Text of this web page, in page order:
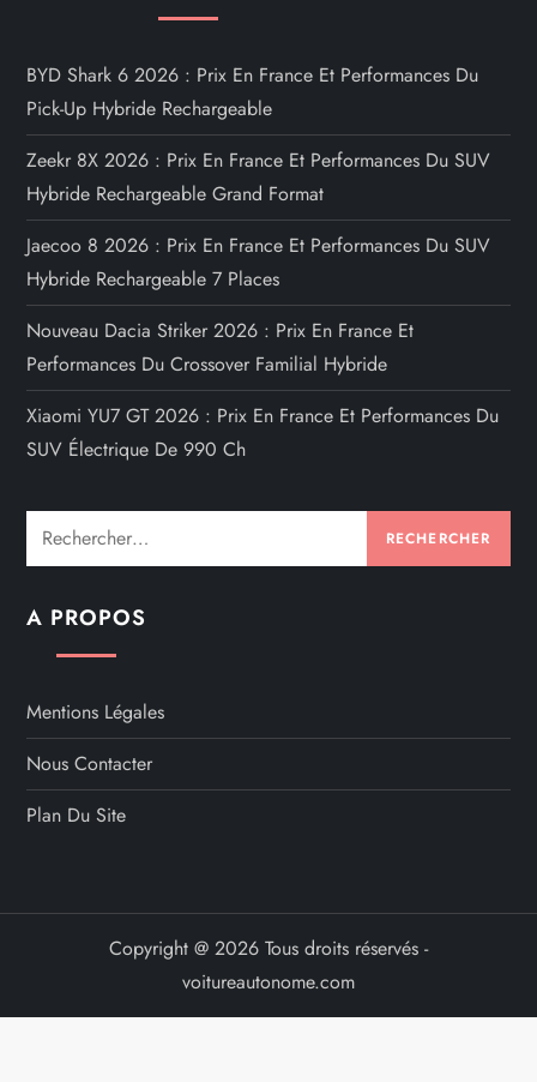
BYD Shark 6 2026 : Prix En France Et Performances Du
Pick-Up Hybride Rechargeable
Zeekr 8X 2026 : Prix En France Et Performances Du SUV
Hybride Rechargeable Grand Format
Jaecoo 8 2026 : Prix En France Et Performances Du SUV
Hybride Rechargeable 7 Places
Nouveau Dacia Striker 2026 : Prix En France Et
Performances Du Crossover Familial Hybride
Xiaomi YU7 GT 2026 : Prix En France Et Performances Du
SUV Électrique De 990 Ch
Rechercher :
A PROPOS
Mentions Légales
Nous Contacter
Plan Du Site
Copyright @ 2026 Tous droits réservés -
voitureautonome.com